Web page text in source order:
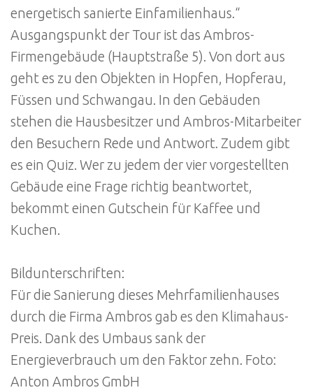
energetisch sanierte Einfamilienhaus.“
Ausgangspunkt der Tour ist das Ambros-
Firmengebäude (Hauptstraße 5). Von dort aus
geht es zu den Objekten in Hopfen, Hopferau,
Füssen und Schwangau. In den Gebäuden
stehen die Hausbesitzer und Ambros-Mitarbeiter
den Besuchern Rede und Antwort. Zudem gibt
es ein Quiz. Wer zu jedem der vier vorgestellten
Gebäude eine Frage richtig beantwortet,
bekommt einen Gutschein für Kaffee und
Kuchen.
Bildunterschriften:
Für die Sanierung dieses Mehrfamilienhauses
durch die Firma Ambros gab es den Klimahaus-
Preis. Dank des Umbaus sank der
Energieverbrauch um den Faktor zehn. Foto:
Anton Ambros GmbH